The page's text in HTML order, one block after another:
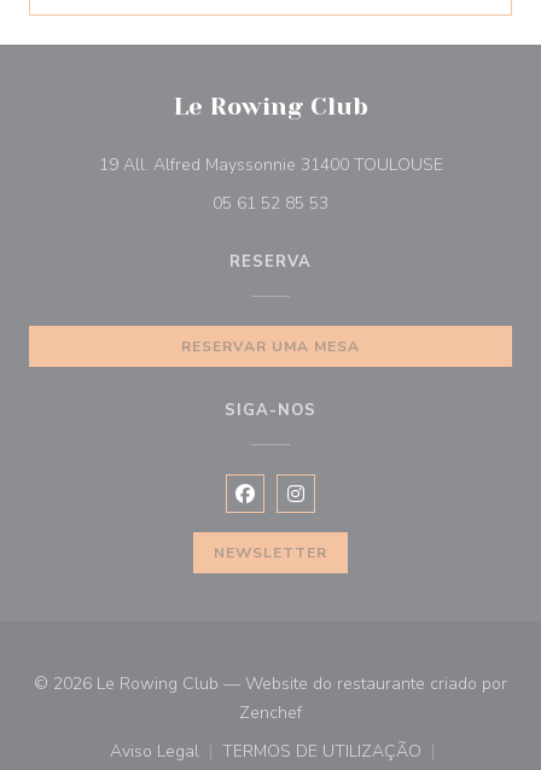
Le Rowing Club
19 All. Alfred Mayssonnie 31400 TOULOUSE((abre numa
05 61 52 85 53
RESERVA
RESERVAR UMA MESA
SIGA-NOS
Facebook ((abre numa nova janela))
Instagram ((abre numa nova
NEWSLETTER
© 2026 Le Rowing Club — Website do restaurante criado por
Zenchef((abre numa nova janela))
Aviso Legal
((abre numa nova janela))
TERMOS DE UTILIZAÇÃO
((abre numa nova janela))